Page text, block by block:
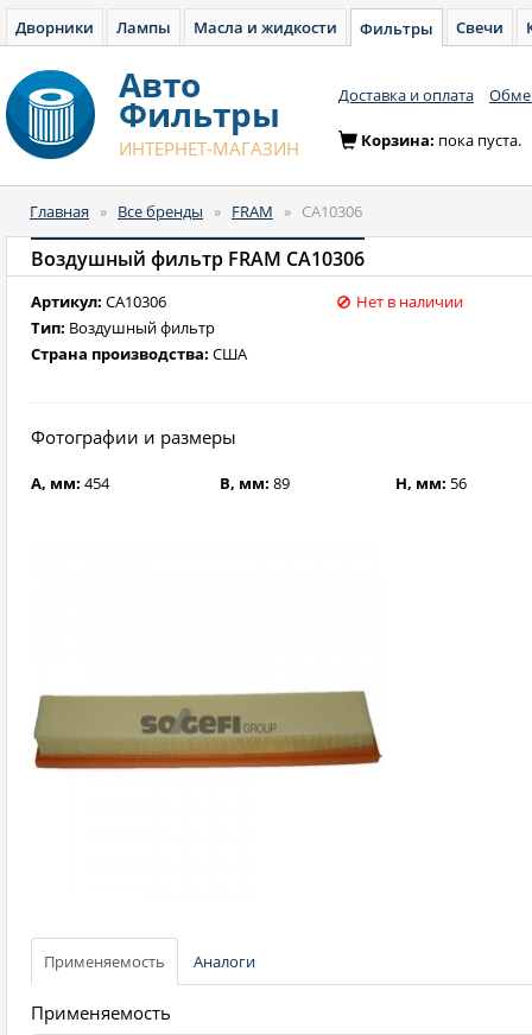
Дворники Лампы Масла и жидкости Фильтры Свечи
Авто
Фильтры
ИНТЕРНЕТ-МАГАЗИН
Доставка и оплата
Корзина: пока пуста.
Главная » Все бренды » FRAM » CA10306
Воздушный фильтр FRAM CA10306
Артикул: CA10306
Тип: Воздушный фильтр
Страна производства: США
Нет в наличии
Фотографии и размеры
A, мм: 454 B, мм: 89 H, мм: 56
Применяемость Аналоги
Применяемость